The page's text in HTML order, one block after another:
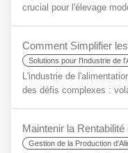
crucial pour l'élevage
Solutions pour l'Industrie de
L'industrie de
des défis complexes :
Gestion de la Production